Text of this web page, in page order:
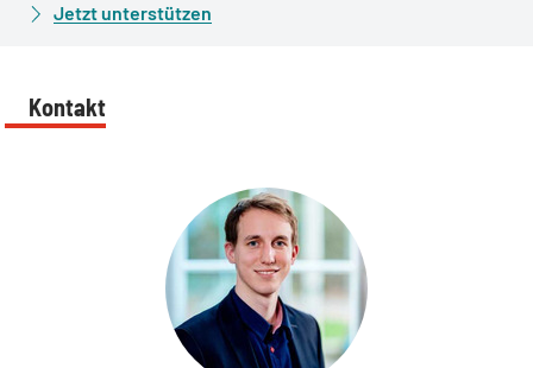
Jetzt unterstützen
Kontakt